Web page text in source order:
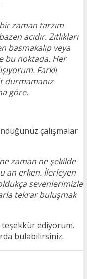
zaman tarzım
acıdır. Zıtlıkları
basmakalıp veya
bu noktada. Her
Farklı
durmamanız
göre.
çalışmalar
zaman ne şekilde
an erken. İlerleyen
sevenlerimizle
tekrar buluşmak
ediyorum.
bulabilirsiniz.